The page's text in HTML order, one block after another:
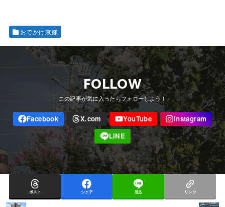
おでかけ京都
FOLLOW
ポスト シェア 送る リンク